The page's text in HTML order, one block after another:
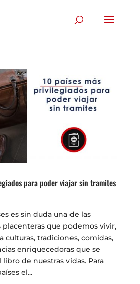
para poder viajar sin tramites
es sin duda una de las
placenteras que podemos vivir,
culturas, tradiciones, comidas,
enriquecedoras que se
de nuestras vidas. Para
el...